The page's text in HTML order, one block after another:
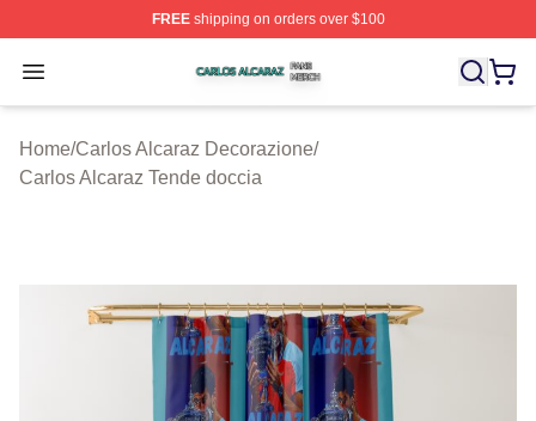
FREEshipping on orders over $100
Open menu
Carlos Alcaraz Shop ⚡️ Officially Licensed Carlos
Home/Carlos Alcaraz Decorazione/
Carlos Alcaraz Tende doccia